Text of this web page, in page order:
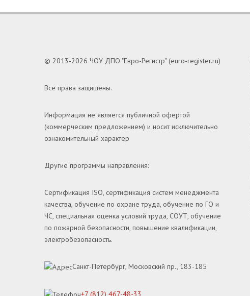
© 2013-2026 ЧОУ ДПО "Евро-Регистр" (euro-register.ru)
Все права защищены.
Информация не является публичной офертой
(коммерческим предложением) и носит исключительно
ознакомительный характер
Другие программы направления:
Сертификация ISO, сертификация систем менеджмента
качества, обучение по охране труда, обучение по ГО и
ЧС, специальная оценка условий труда, СОУТ, обучение
по пожарной безопасности, повышение квалификации,
электробезопасность.
Санкт-Петербург, Московский пр., 183-185
+7 (812) 467-48-33